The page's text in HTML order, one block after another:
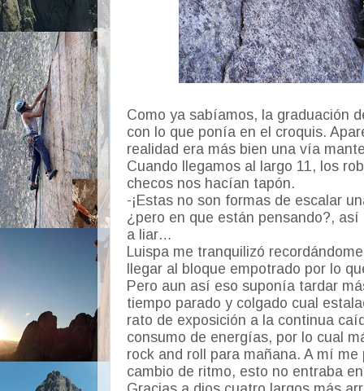
Como ya sabíamos, la graduación
con lo que ponía en el croquis.
realidad era más bien una vía
Cuando llegamos al largo 11, los
checos nos hacían tapón.
-¡Estas no son formas de escalar
¿pero en que están pensando?,
a liar…
Luispa me tranquilizó
llegar al bloque empotrado por lo
Pero aun así eso suponía tardar
tiempo parado y colgado cual
rato de exposición a la continua
consumo de energías, por lo cual
rock and roll para mañana. A mí
cambio de ritmo, esto no entraba